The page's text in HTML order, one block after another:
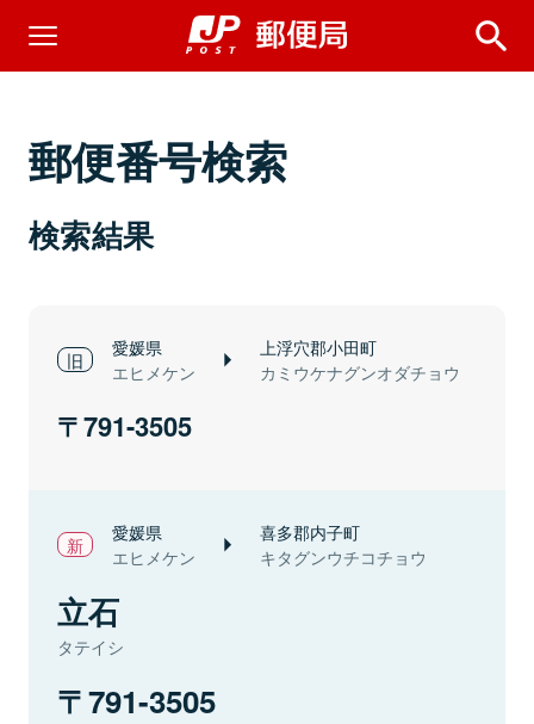
郵便番号検索
検索結果
愛媛県
エヒメケン
上浮穴郡小田町
カミウケナグンオダチョウ
791-3505
愛媛県
エヒメケン
喜多郡内子町
キタグンウチコチョウ
立石
タテイシ
791-3505